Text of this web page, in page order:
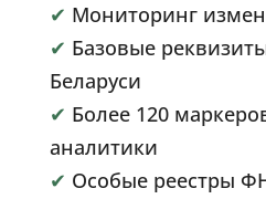
✔ Мониторинг
✔ Базовые
Беларуси
✔ Более 120
аналитики
✔ Особые реестры